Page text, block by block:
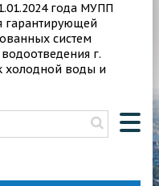
года МУПП
гарантирующей
систем
г.
холодной воды и